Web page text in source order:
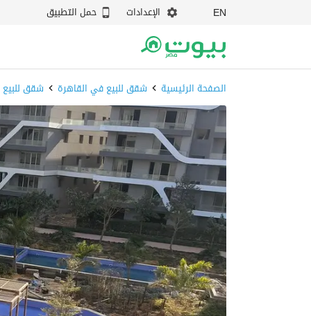
EN الإعدادات حمل التطبيق
الصفحة الرئيسية شقق للبيع في القاهرة شقق